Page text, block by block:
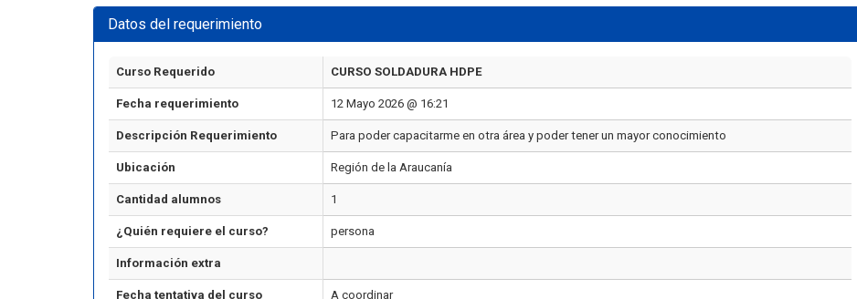
Datos del requerimiento
Curso Requerido CURSO SOLDADURA HDPE
Fecha requerimiento 12 Mayo 2026 @ 16:21
Descripción Requerimiento Para poder capacitarme en otra área y poder tener un mayor conocimiento
Ubicación Región de la Araucanía
Cantidad alumnos 1
¿Quién requiere el curso? persona
Información extra
Fecha tentativa del curso A coordinar